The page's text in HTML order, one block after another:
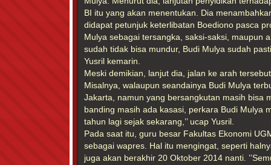
BI itu yang akan menentukan. Dia
didapat petunjuk keterlibatan Boediono pasca
Mulya sebagai tersangka, saksi-saksi, maupun
sudah tidak bisa mundur, Budi Mulya sudah
Yusril kemarin.
Meski demikian, lanjut dia, jalan ke arah
Misalnya, walaupun seandainya Budi Mulya
Jakarta, namun yang bersangkutan masih bisa
banding masih ada kasasi, perkara Budi Mulya
tahun lagi sejak sekarang,’’ ucap Yusril.
Pada saat itu, guru besar Fakultas Ekonomi
sebagai wapres. Hal itu mengingat, seperti
juga akan berakhir 20 Oktober 2014 nanti.